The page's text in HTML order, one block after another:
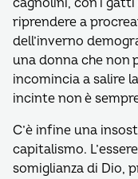
cagnolini, con i gatti
riprendere a
dell’inverno
una donna che non
incomincia a salire
incinte non è
C’è infine una
capitalismo.
somiglianza di Dio,